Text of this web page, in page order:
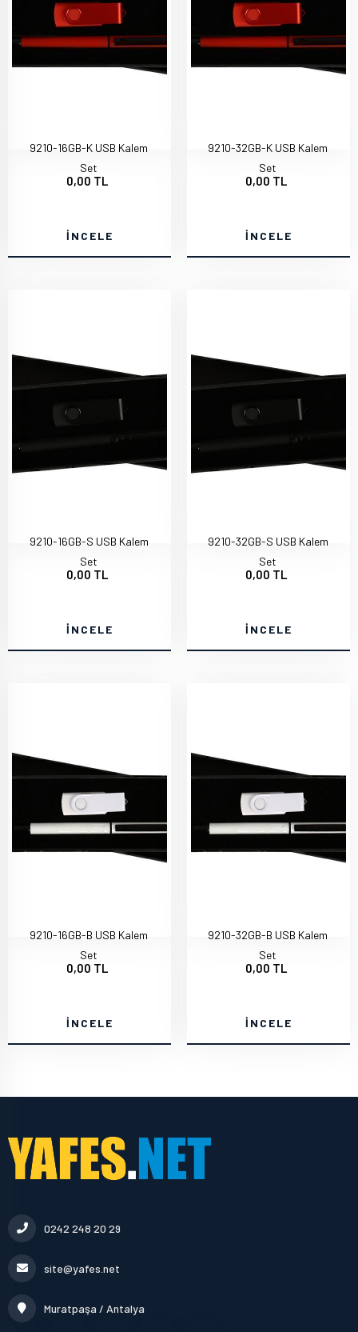
9210-16GB-K USB Kalem
Set
0,00 TL
İNCELE
9210-32GB-K USB Kalem
Set
0,00 TL
İNCELE
9210-16GB-S USB Kalem
Set
0,00 TL
İNCELE
9210-32GB-S USB Kalem
Set
0,00 TL
İNCELE
9210-16GB-B USB Kalem
Set
0,00 TL
İNCELE
9210-32GB-B USB Kalem
Set
0,00 TL
İNCELE
0242 248 20 29
site@yafes.net
Muratpaşa / Antalya